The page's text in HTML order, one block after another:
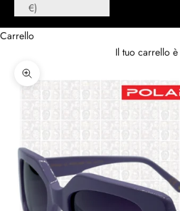
€)
Carrello
Il tuo carrello
Ingrandisci immagine